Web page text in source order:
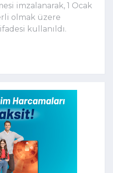
imzalanarak, 1 Ocak
olmak üzere
kullanıldı.